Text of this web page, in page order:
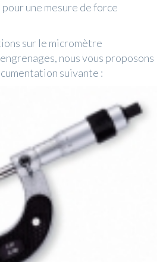
une mesure de force
sur le micromètre
nous vous proposons
suivante :